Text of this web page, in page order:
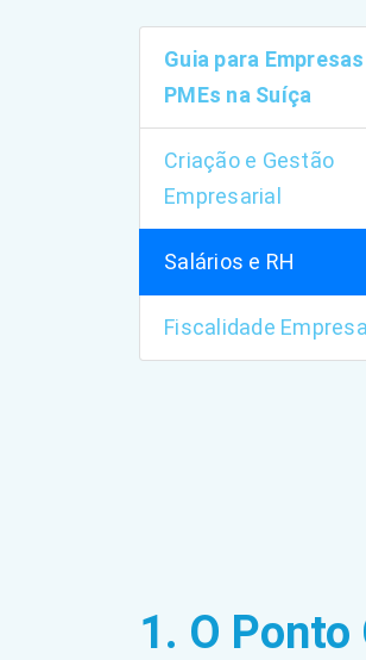
Guia para
PMEs na Suíça
Criação e Gestão
Empresarial
Salários e RH
Fiscalidade
1. O